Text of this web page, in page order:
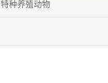
特种养殖动物